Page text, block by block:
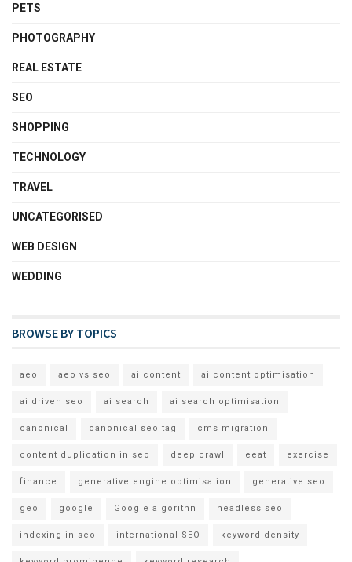
PETS
PHOTOGRAPHY
REAL ESTATE
SEO
SHOPPING
TECHNOLOGY
TRAVEL
UNCATEGORISED
WEB DESIGN
WEDDING
BROWSE BY TOPICS
aeo aeo vs seo ai content ai content optimisation
ai driven seo ai search ai search optimisation
canonical canonical seo tag cms migration
content duplication in seo deep crawl eeat exercise
finance generative engine optimisation generative seo
geo google Google algorithn headless seo
indexing in seo international SEO keyword density